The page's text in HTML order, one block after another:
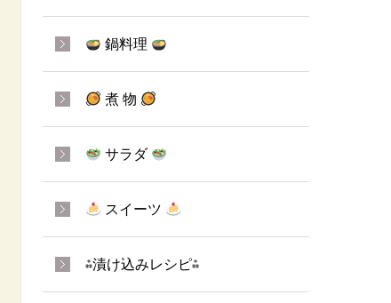
鍋料理
煮 物
サラダ
スイーツ
⁂漬け込みレシピ⁂